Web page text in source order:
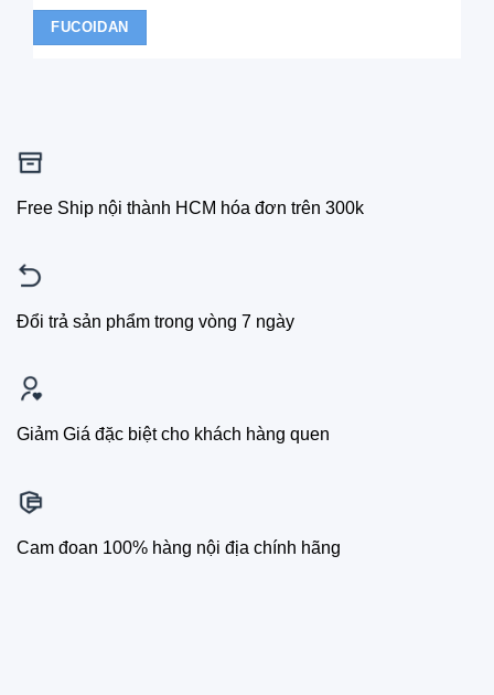
FUCOIDAN
Free Ship nội thành HCM hóa đơn trên 300k
Đổi trả sản phẩm trong vòng 7 ngày
Giảm Giá đặc biệt cho khách hàng quen
Cam đoan 100% hàng nội địa chính hãng